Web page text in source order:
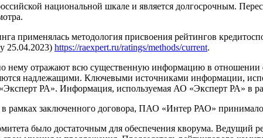
национальной шкале и является долгосрочным.
применялась методология присвоения рейтингов
25.04.2023) https://raexpert.ru/ratings/methods/current.
нему отражают всю существенную информацию в отношении
надлежащими. Ключевыми источниками информации,
РА». Информация, используемая АО «Эксперт РА» в
рамках заключенного договора, ПАО «Интер РАО» принимало
было достаточным для обеспечения кворума.